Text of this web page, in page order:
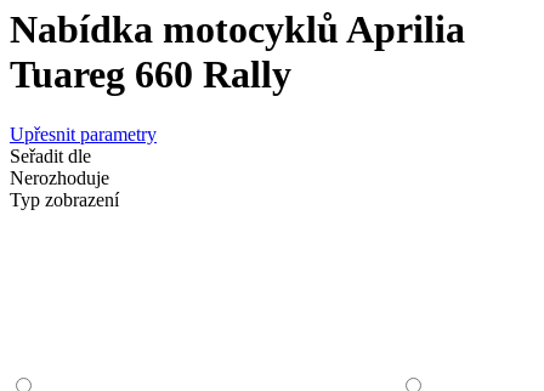
Nabídka motocyklů Aprilia
Tuareg 660 Rally
Upřesnit parametry
Seřadit dle
Nerozhoduje
Typ zobrazení